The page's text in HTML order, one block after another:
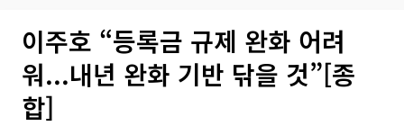
이주호 “등록금 규제 완화 어려
워...내년 완화 기반 닦을 것”[종
합]